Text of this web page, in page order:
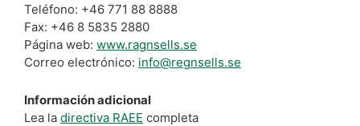
Teléfono: +46 771 88 8888
Fax: +46 8 5835 2880
Página web: www.ragnsells.se
Correo electrónico: info@regnsells.se
Información adicional
Lea la directiva RAEE completa